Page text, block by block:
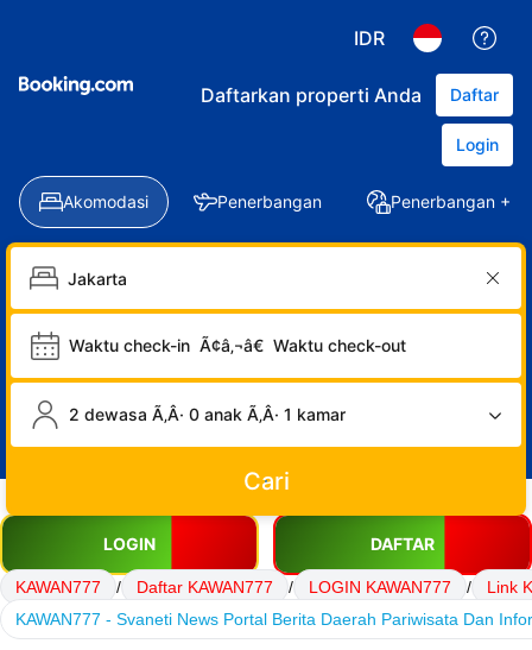
IDR
Daftarkan properti Anda Daftar
Login
Akomodasi Penerbangan Penerbangan +
Waktu check-in Ã¢â‚¬â€ Waktu check-out
2 dewasa Ã‚Â· 0 anak Ã‚Â· 1 kamar
Cari
LOGIN DAFTAR
KAWAN777 / Daftar KAWAN777 / LOGIN KAWAN777 /
Link
KAWAN777 - Svaneti News Portal Berita Daerah Pariwisata Dan